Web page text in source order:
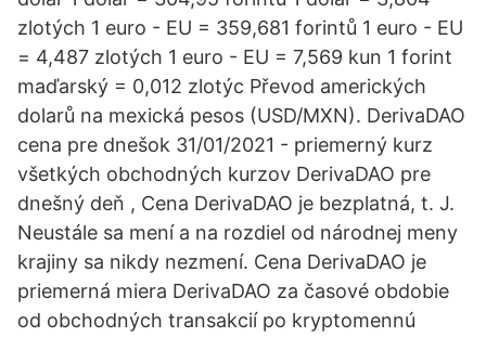
zlotých 1 euro - EU = 359,681 forintů 1 euro - EU
= 4,487 zlotých 1 euro - EU = 7,569 kun 1 forint
maďarský = 0,012 zlotýc Převod amerických
dolarů na mexická pesos (USD/MXN). DerivaDAO
cena pre dnešok 31/01/2021 - priemerný kurz
všetkých obchodných kurzov DerivaDAO pre
dnešný deň , Cena DerivaDAO je bezplatná, t. J.
Neustále sa mení a na rozdiel od národnej meny
krajiny sa nikdy nezmení. Cena DerivaDAO je
priemerná miera DerivaDAO za časové obdobie
od obchodných transakcií po kryptomennú